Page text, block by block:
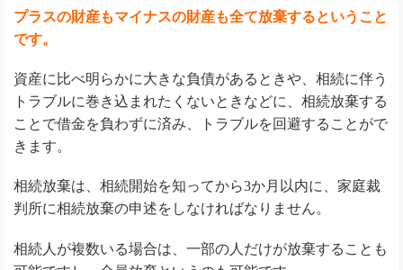
プラスの財産もマイナスの財産も全て放棄するということ
です。
資産に比べ明らかに大きな負債があるときや、相続に伴う
トラブルに巻き込まれたくないときなどに、相続放棄する
ことで借金を負わずに済み、トラブルを回避することがで
きます。
相続放棄は、相続開始を知ってから3か月以内に、家庭裁
判所に相続放棄の申述をしなければなりません。
相続人が複数いる場合は、一部の人だけが放棄することも